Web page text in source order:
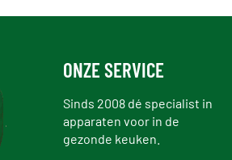
ONZE SERVICE
Sinds 2008 dé specialist in
apparaten voor in de
gezonde keuken.